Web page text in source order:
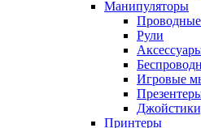
Манипуляторы
Рули
Игровые
Принтеры